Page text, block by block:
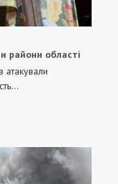
райони області
атакували